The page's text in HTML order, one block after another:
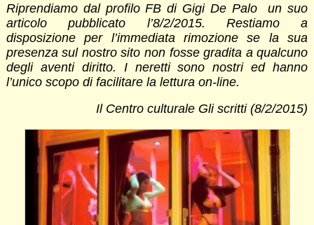
Riprendiamo dal profilo FB di Gigi De Palo un suo
articolo pubblicato l’8/2/2015. Restiamo a
disposizione per l’immediata rimozione se la sua
presenza sul nostro sito non fosse gradita a qualcuno
degli aventi diritto. I neretti sono nostri ed hanno
l’unico scopo di facilitare la lettura on-line.
Il Centro culturale Gli scritti (8/2/2015)